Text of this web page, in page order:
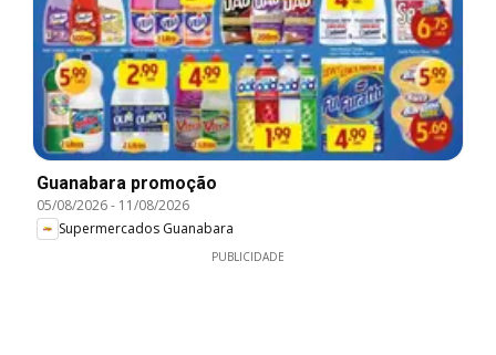
Guanabara promoção
05/08/2026- 11/08/2026
Supermercados Guanabara
PUBLICIDADE